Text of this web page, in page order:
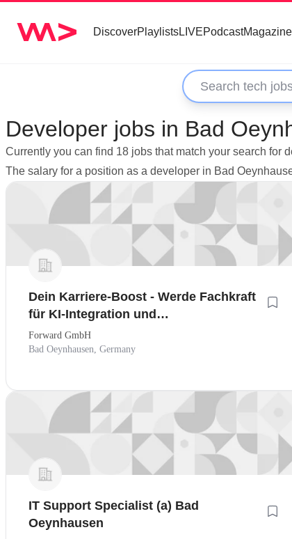
DiscoverPlaylistsLIVEPodcastMagazine
Developer jobs in Bad
Currently you can find 18 jobs that match your search for
The salary for a position as a developer in Bad
Dein Karriere-Boost - Werde Fachkraft
für KI-Integration und
Prozessautomatisierung
Forward GmbH
Bad Oeynhausen, Germany
IT Support Specialist (a) Bad
Oeynhausen